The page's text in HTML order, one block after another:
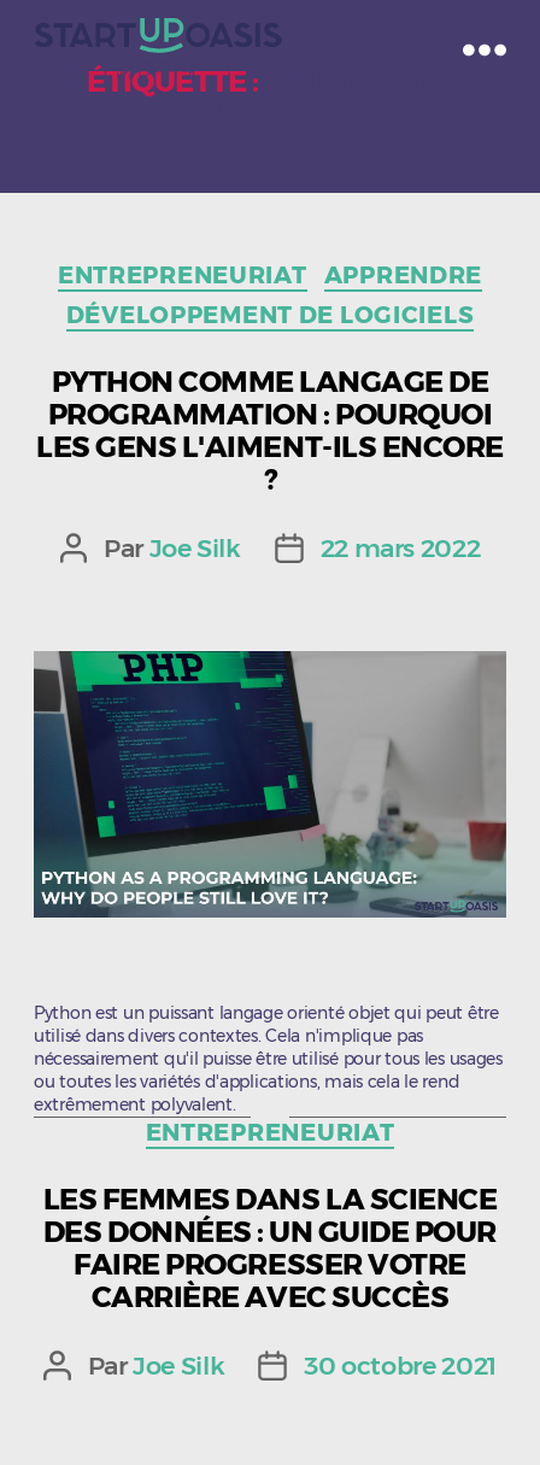
ÉTIQUETTE :
ENTREPRENEURIAT
APPRENDRE
DÉVELOPPEMENT DE LOGICIELS
PYTHON COMME LANGAGE DE
PROGRAMMATION : POURQUOI
LES GENS L'AIMENT-ILS ENCORE
?
Auteur
ParJoe Silk
Date22 mars 2022
Python est un puissant langage orienté objet qui peut être
utilisé dans divers contextes. Cela n'implique pas
nécessairement qu'il puisse être utilisé pour tous les usages
ou toutes les variétés d'applications, mais cela le rend
extrêmement polyvalent.
Catégories
ENTREPRENEURIAT
LES FEMMES DANS LA SCIENCE
DES DONNÉES : UN GUIDE POUR
FAIRE PROGRESSER VOTRE
CARRIÈRE AVEC SUCCÈS
Auteur
ParJoe Silk
Date30 octobre 2021